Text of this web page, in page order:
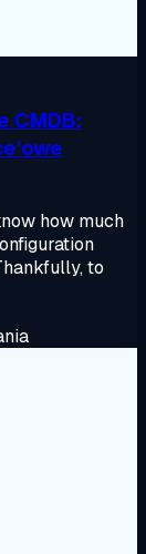
CMDB:
how much
to